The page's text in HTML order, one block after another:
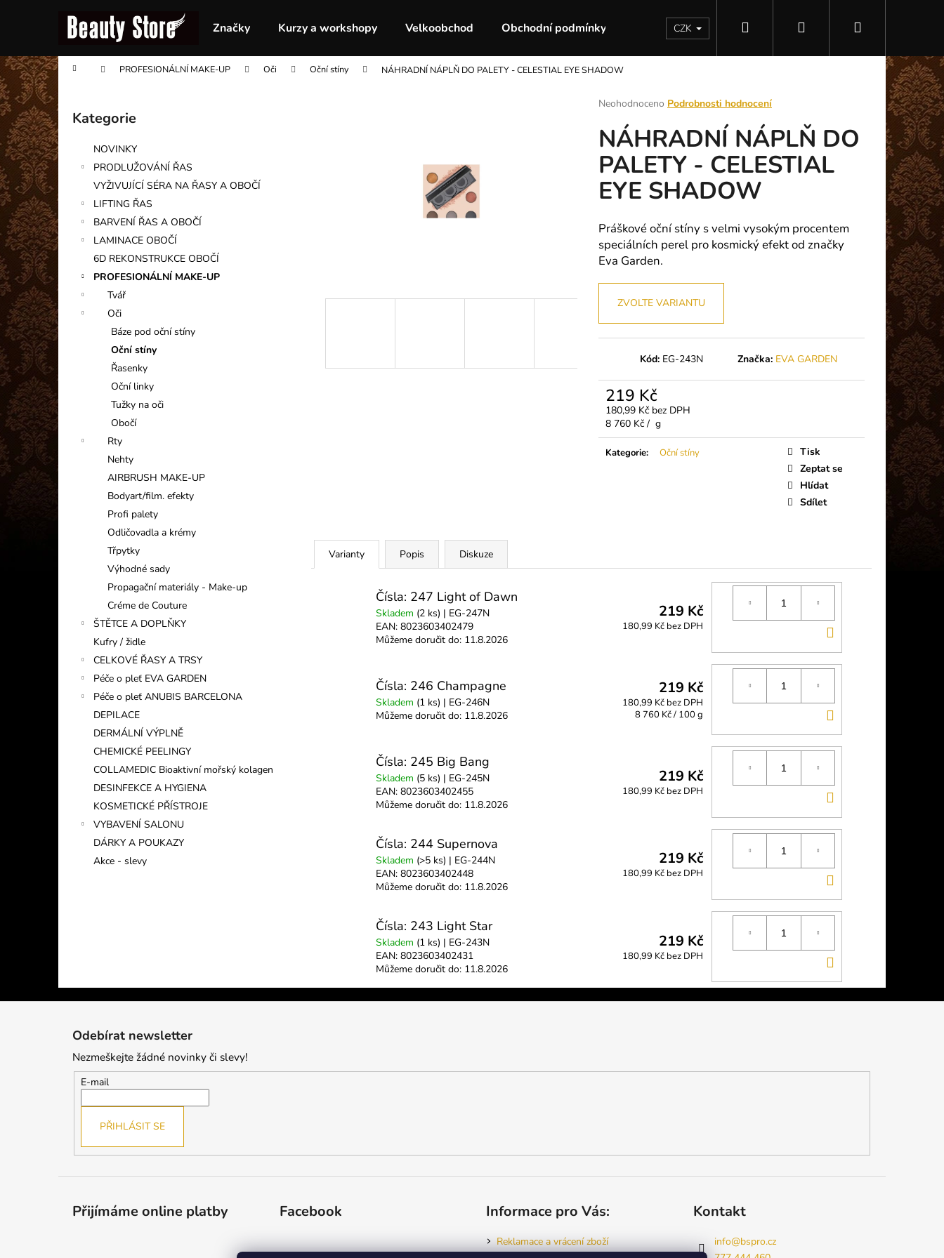
Značky Kurzy a workshopy Velkoobchod Obchodní podmínky KontaktyCZK Přihlášení
košík
Domů PROFESIONÁLNÍ MAKE-UP Oči Oční stíny NÁHRADNÍ NÁPLŇ DO PALETY - CELESTIAL EYE SHADOW
o
s
t
r
n
n
í
n
e
l
Přeskočit
kategorie
Kategorie
NOVINKY
PRODLUŽOVÁNÍ ŘAS
VYŽIVUJÍCÍ SÉRA NA ŘASY A OBOČÍ
LIFTING ŘAS
BARVENÍ ŘAS A OBOČÍ
LAMINACE OBOČÍ
6D REKONSTRUKCE OBOČÍ
PROFESIONÁLNÍ MAKE-UP
Tvář
Oči
Báze pod oční stíny
Oční stíny
Řasenky
Oční linky
Tužky na oči
Obočí
Rty
Nehty
AIRBRUSH MAKE-UP
Bodyart/film. efekty
Profi palety
Odličovadla a krémy
Třpytky
Výhodné sady
Propagační materiály - Make-up
Créme de Couture
ŠTĚTCE A DOPLŇKY
Kufry / židle
CELKOVÉ ŘASY A TRSY
Péče o pleť EVA GARDEN
Péče o pleť ANUBIS BARCELONA
DEPILACE
DERMÁLNÍ VÝPLNĚ
CHEMICKÉ PEELINGY
COLLAMEDIC Bioaktivní mořský kolagen
DESINFEKCE A HYGIENA
KOSMETICKÉ PŘÍSTROJE
VYBAVENÍ SALONU
DÁRKY A POUKAZY
Akce - slevy
Průměrné
produktu
je
0,0
z
5
hvězdiček.
Neohodnoceno Podrobnosti hodnocení
NÁHRADNÍ NÁPLŇ DO
PALETY - CELESTIAL
EYE SHADOW
Práškové oční stíny s velmi vysokým procentem
speciálních perel pro kosmický efekt od značky
Eva Garden.
ZVOLTE VARIANTU
Kód: EG-243N Značka: EVA GARDEN
219 Kč
180,99 Kč bez DPH
Měrná
cena:
8 760 Kč / g
Kategorie: Oční stíny
Tisk
Zeptat se
Hlídat
Sdílet
Varianty Popis Diskuze
Čísla: 247 Light of Dawn
Skladem (2 ks) | EG-247N
EAN: 8023603402479
Můžeme doručit do: 11.8.2026
219 Kč
180,99 Kč bez DPH
KOŠÍKU
Čísla: 246 Champagne
Skladem (1 ks) | EG-246N
Můžeme doručit do: 11.8.2026
219 Kč
180,99 Kč bez DPH
Měrná
8 760 Kč / 100 g
KOŠÍKU
Čísla: 245 Big Bang
Skladem (5 ks) | EG-245N
EAN: 8023603402455
Můžeme doručit do: 11.8.2026
219 Kč
180,99 Kč bez DPH
KOŠÍKU
Čísla: 244 Supernova
Skladem (>5 ks) | EG-244N
EAN: 8023603402448
Můžeme doručit do: 11.8.2026
219 Kč
180,99 Kč bez DPH
KOŠÍKU
Čísla: 243 Light Star
Skladem (1 ks) | EG-243N
EAN: 8023603402431
Můžeme doručit do: 11.8.2026
219 Kč
180,99 Kč bez DPH
KOŠÍKU
í
k
do
obchodu
do
obchodu
Co potřebujete najít?
Doporučujeme
INFORMAČNÍ KARTIČKA
Odebírat newsletter
Nezmeškejte žádné novinky či slevy!
E-mail
PŘIHLÁSIT SE
Přijímáme online platby Facebook Informace pro Vás:
Reklamace a vrácení zboží
Kontakt
info@bspro.cz